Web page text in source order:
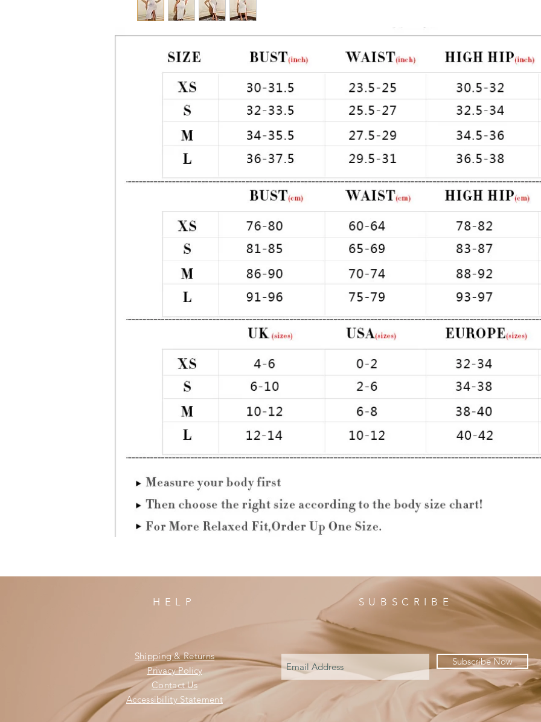
HELP
Shipping & Returns
Privacy Policy
Contact Us
Accessibility Statement
SUBSCRIBE
Subscribe Now